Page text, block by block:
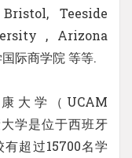
Teeside
, Arizona
际商学院 等等.
大学（UCAM
学是位于西班牙
超过15700名学